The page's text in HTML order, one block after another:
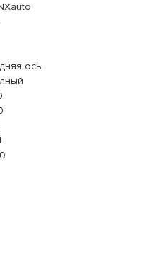
ось